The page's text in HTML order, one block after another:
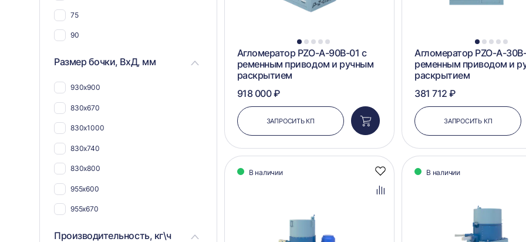
75
90
Размер бочки, ВхД, мм
930х900
830x670
830х1000
830х740
830х800
955x600
955x670
Производительность, кг\ч
1 2 3 4 5
Агломератор PZO-A-90B-01 с
ременным приводом и ручным
раскрытием
918 000 ₽
ЗАПРОСИТЬ КП
Добавить
в
корзину
1 2 3 4 5
Агломератор PZO-A-
ременным приводом и
раскрытием
381 712 ₽
ЗАПРОСИТЬ КП
В наличии
Добавить
Добавить
В наличии